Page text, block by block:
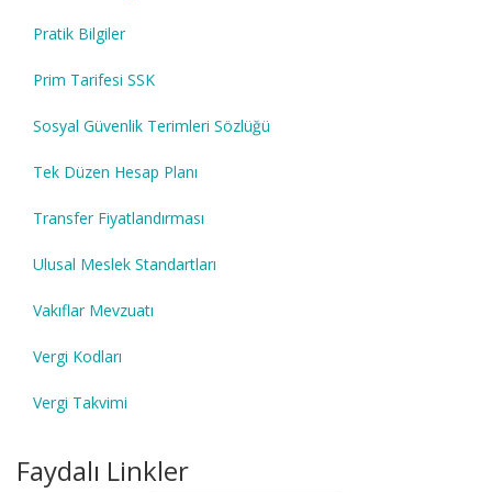
Pratik Bilgiler
Prim Tarifesi SSK
Sosyal Güvenlik Terimleri Sözlüğü
Tek Düzen Hesap Planı
Transfer Fiyatlandırması
Ulusal Meslek Standartları
Vakıflar Mevzuatı
Vergi Kodları
Vergi Takvimi
Faydalı Linkler